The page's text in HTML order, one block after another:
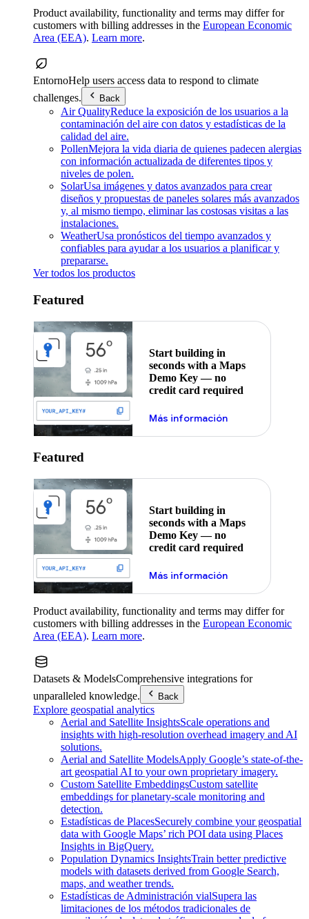
Product availability, functionality and terms may differ for
customers with billing addresses in the European Economic
Area (EEA). Learn more.
EntornoHelp users access data to respond to climate
challenges.
Back
Air QualityReduce la exposición de los usuarios a la
contaminación del aire con datos y estadísticas de la
calidad del aire.
PollenMejora la vida diaria de quienes padecen alergias
con información actualizada de diferentes tipos y
niveles de polen.
SolarUsa imágenes y datos avanzados para crear
diseños y propuestas de paneles solares más avanzados
y, al mismo tiempo, eliminar las costosas visitas a las
instalaciones.
WeatherUsa pronósticos del tiempo avanzados y
confiables para ayudar a los usuarios a planificar y
prepararse.
Ver todos los productos
Featured
Start building in
seconds with a Maps
Demo Key — no
credit card required
Más información
Featured
Start building in
seconds with a Maps
Demo Key — no
credit card required
Más información
Product availability, functionality and terms may differ for
customers with billing addresses in the European Economic
Area (EEA). Learn more.
Datasets & ModelsComprehensive integrations for
unparalleled knowledge.
Back
Explore geospatial analytics
Aerial and Satellite InsightsScale operations and
insights with high-resolution overhead imagery and AI
solutions.
Aerial and Satellite ModelsApply Google’s state-of-the-
art geospatial AI to your own proprietary imagery.
Custom Satellite EmbeddingsCustom satellite
embeddings for planetary-scale monitoring and
detection.
Estadísticas de PlacesSecurely combine your geospatial
data with Google Maps’ rich POI data using Places
Insights in BigQuery.
Population Dynamics InsightsTrain better predictive
models with datasets derived from Google Search,
maps, and weather trends.
Estadísticas de Administración vialSupera las
limitaciones de los métodos tradicionales de